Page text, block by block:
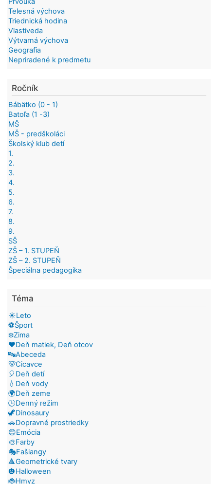
Telesná výchova
Triednická hodina
Vlastiveda
Výtvarná výchova
Geografia
Nepriradené k predmetu
Ročník
Bábätko (0 - 1)
Batoľa (1 -3)
MŠ
MŠ - predškoláci
Školský klub detí
1.
2.
3.
4.
5.
6.
7.
8.
9.
SŠ
ZŠ – 1. STUPEŇ
ZŠ – 2. STUPEŇ
Špeciálna pedagogika
Téma
☀️Leto
⚽Šport
❄️Zima
❤️Deň matiek, Deň otcov
🔤Abeceda
🐻Cicavce
🎈Deň detí
💧Deň vody
🌍Deň zeme
🕒Denný režim
🦖Dinosaury
🚗Dopravné prostriedky
😊Emócia
🎨Farby
🎭Fašiangy
🔺Geometrické tvary
🎃Halloween
🐞Hmyz